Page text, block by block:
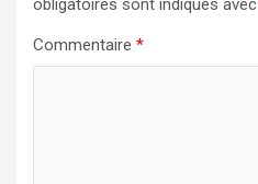
obligatoires sont indiqués avec
Commentaire *